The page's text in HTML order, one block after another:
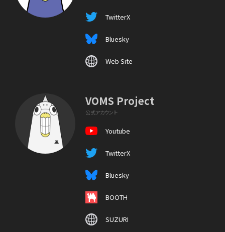
TwitterX
Bluesky
Web Site
VOMS Project
公式アカウント
Youtube
TwitterX
Bluesky
BOOTH
SUZURI